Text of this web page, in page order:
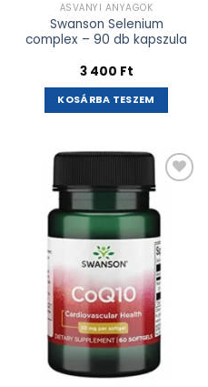
ÁSVÁNYI ANYAGOK
Swanson Selenium
complex – 90 db kapszula
3 400 Ft
KOSÁRBA TESZEM
Kívánságlistához
adás